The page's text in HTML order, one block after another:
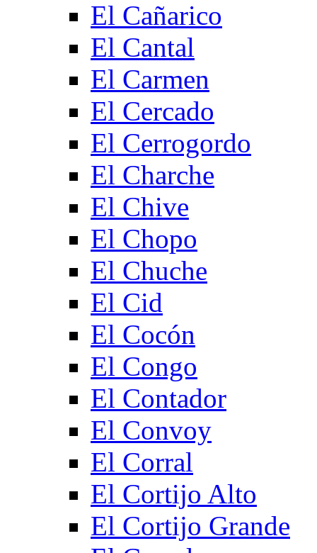
El Cañarico
El Cantal
El Carmen
El Cercado
El Cerrogordo
El Charche
El Chive
El Chopo
El Chuche
El Cid
El Cocón
El Congo
El Contador
El Convoy
El Corral
El Cortijo Alto
El Cortijo Grande